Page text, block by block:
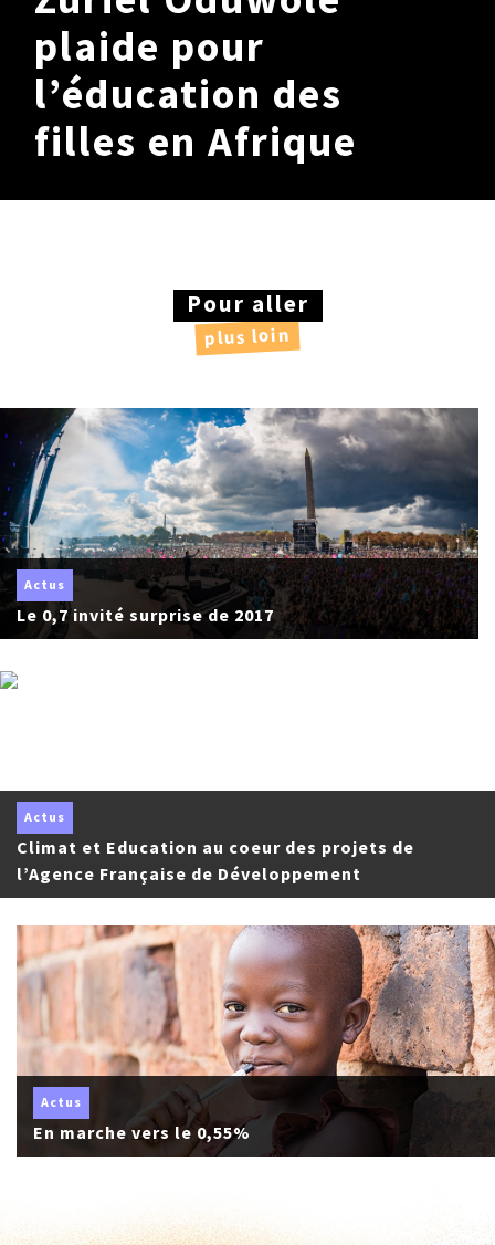
SOLIDAIRES
BESOIN
DE VOUS
Je signe
Je relaie
OBJECTIF
0,7
plaide pour
l’éducation des
filles en Afrique
Pour aller
plus loin
Actus
Le 0,7 invité surprise de 2017
Actus
Climat et Education au coeur des projets de
l’Agence Française de Développement
Actus
En marche vers le 0,55%